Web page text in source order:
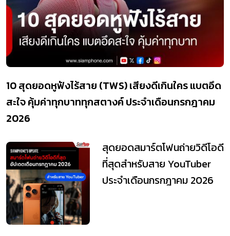
10 สุดยอดหูฟังไร้สาย (TWS) เสียงดีเกินใคร แบตอึด
สะใจ คุ้มค่าทุกบาททุกสตางค์ ประจำเดือนกรกฎาคม
2026
สุดยอดสมาร์ตโฟนถ่ายวิดีโอดี
ที่สุดสำหรับสาย YouTuber
ประจำเดือนกรกฎาคม 2026